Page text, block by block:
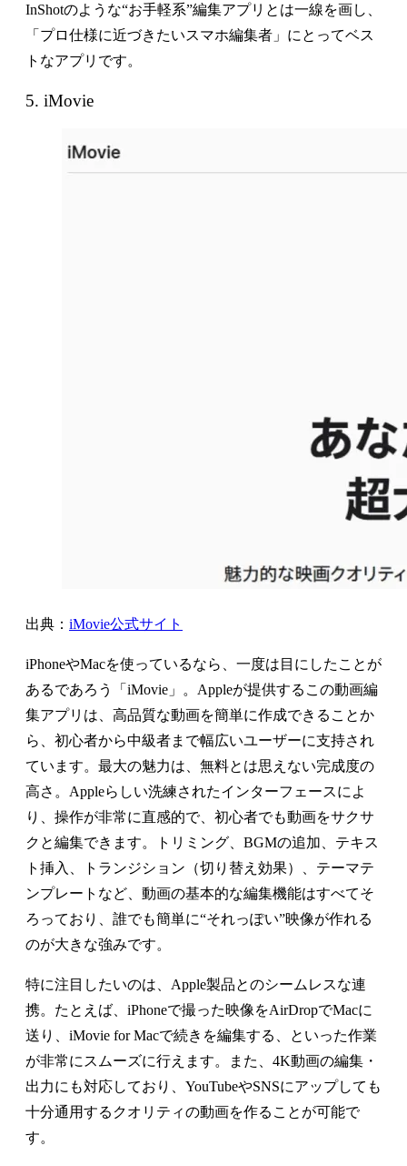
InShotのような“お手軽系”編集アプリとは一線を画し、
「プロ仕様に近づきたいスマホ編集者」にとってベス
トなアプリです。
5. iMovie
出典： iMovie公式サイト
iPhoneやMacを使っているなら、一度は目にしたことが
あるであろう「iMovie」。Appleが提供するこの動画編
集アプリは、高品質な動画を簡単に作成できることか
ら、初心者から中級者まで幅広いユーザーに支持され
ています。最大の魅力は、無料とは思えない完成度の
高さ。Appleらしい洗練されたインターフェースによ
り、操作が非常に直感的で、初心者でも動画をサクサ
クと編集できます。トリミング、BGMの追加、テキス
ト挿入、トランジション（切り替え効果）、テーマテ
ンプレートなど、動画の基本的な編集機能はすべてそ
ろっており、誰でも簡単に“それっぽい”映像が作れる
のが大きな強みです。
特に注目したいのは、Apple製品とのシームレスな連
携。たとえば、iPhoneで撮った映像をAirDropでMacに
送り、iMovie for Macで続きを編集する、といった作業
が非常にスムーズに行えます。また、4K動画の編集・
出力にも対応しており、YouTubeやSNSにアップしても
十分通用するクオリティの動画を作ることが可能で
す。